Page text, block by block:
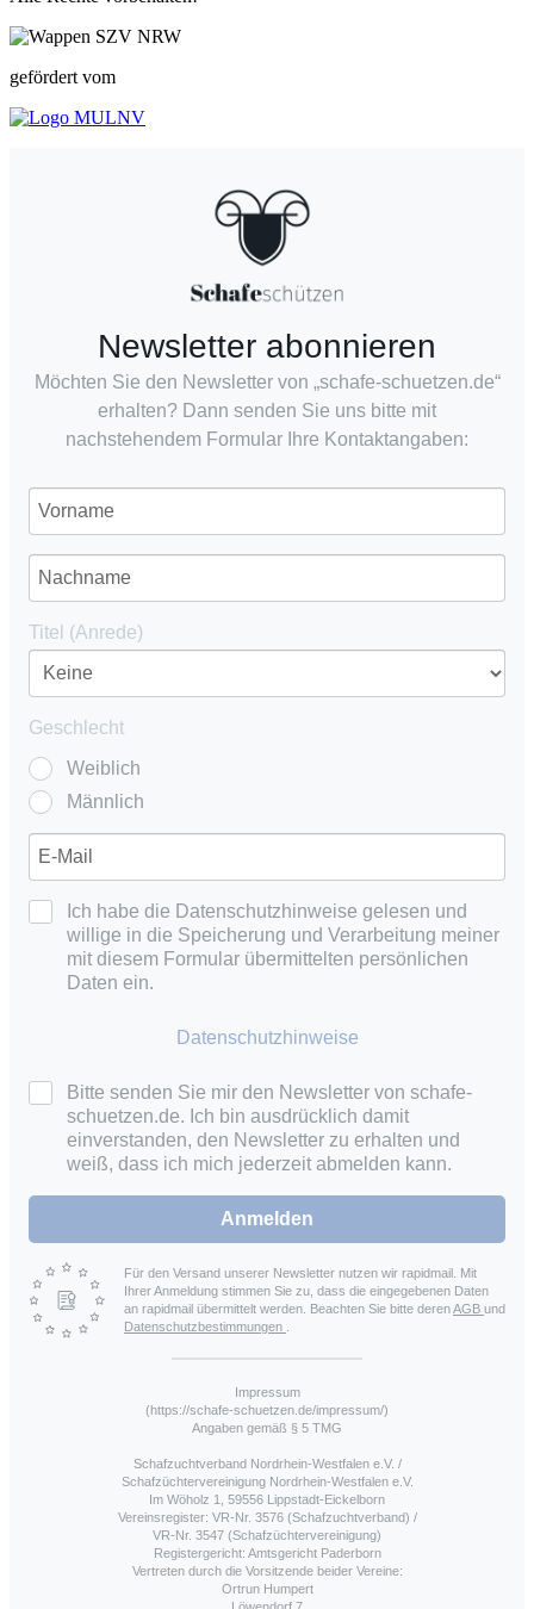
gefördert vom
Newsletter abonnieren
Möchten Sie den Newsletter von „schafe-schuetzen.de“
erhalten? Dann senden Sie uns bitte mit
nachstehendem Formular Ihre Kontaktangaben:
Titel (Anrede)
Geschlecht
Weiblich
Männlich
Ich habe die Datenschutzhinweise gelesen und
willige in die Speicherung und Verarbeitung meiner
mit diesem Formular übermittelten persönlichen
Daten ein.
Datenschutzhinweise
Bitte senden Sie mir den Newsletter von schafe-
schuetzen.de. Ich bin ausdrücklich damit
einverstanden, den Newsletter zu erhalten und
weiß, dass ich mich jederzeit abmelden kann.
Anmelden
Für den Versand unserer Newsletter nutzen wir rapidmail. Mit
Ihrer Anmeldung stimmen Sie zu, dass die eingegebenen Daten
an rapidmail übermittelt werden. Beachten Sie bitte derenAGB und
Datenschutzbestimmungen
Impressum
(https://schafe-schuetzen.de/impressum/)
Angaben gemäß § 5 TMG
Schafzuchtverband Nordrhein-Westfalen e.V. /
Schafzüchtervereinigung Nordrhein-Westfalen e.V.
Im Wöholz 1, 59556 Lippstadt-Eickelborn
Vereinsregister: VR-Nr. 3576 (Schafzuchtverband) /
VR-Nr. 3547 (Schafzüchtervereinigung)
Registergericht: Amtsgericht Paderborn
Vertreten durch die Vorsitzende beider Vereine:
Ortrun Humpert